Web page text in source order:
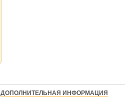
ДОПОЛНИТЕЛЬНАЯ ИНФОРМАЦИЯ